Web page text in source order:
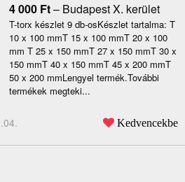
4 000 Ft– Budapest X. kerület
T-torx készlet 9 db-osKészlet tartalma: T
10 x 100 mmT 15 x 100 mmT 20 x 100
mm T 25 x 150 mmT 27 x 150 mmT 30 x
150 mmT 40 x 150 mmT 45 x 200 mmT
50 x 200 mmLengyel termék.További
termékek megteki...
Kedvencekbe